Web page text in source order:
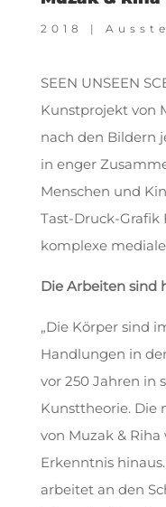
2018 |
SEEN UNSEEN
Kunstprojekt von
nach den Bildern
in enger
Menschen und
Tast-Druck-Grafik
komplexe
Die Arbeiten sind
„Die Körper sind
Handlungen in
vor 250 Jahren in
Kunsttheorie. Die
von Muzak &
Erkenntnis
arbeitet an den